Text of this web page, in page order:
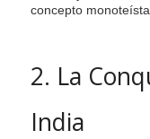
concepto monoteísta
2. La
India